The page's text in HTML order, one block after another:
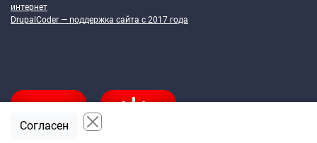
интернет
DrupalCoder — поддержка сайта c 2017 года
Согласен